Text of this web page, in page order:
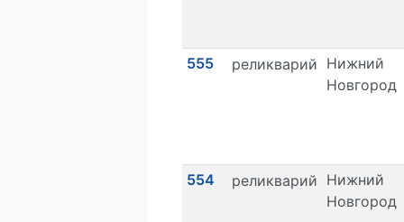
555 реликварий Нижний
Новгород
554 реликварий Нижний
Новгород